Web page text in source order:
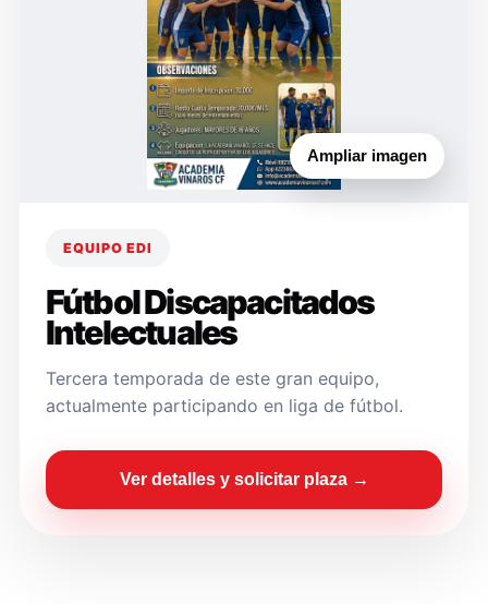
Ampliar imagen
EQUIPO EDI
Fútbol Discapacitados
Intelectuales
Tercera temporada de este gran equipo,
actualmente participando en liga de fútbol.
Ver detalles y solicitar plaza →